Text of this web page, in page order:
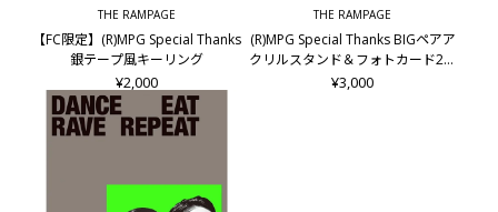
■THE RAMPAGE OFFICIAL FAN CLUB限定 抽選付き予約特典
オリジナルステッカー1枚(ランダム3種)
※EXILE TRIBE STATION限定特典とは別の特典になります。
※特典は数に限りがございます。無くなり次第終了となります
のでご了承ください。
※特典は予告なく変更になる場合があります。
THE RAMPAGE
【FC限定】(R)MPG Special Thanks
銀テープ風キーリング
¥2,000
THE RAMPAGE
(R)MPG Special Thanks BIGペアア
クリルスタンド＆フォトカード2枚
セット/龍&後藤拓磨
¥3,000